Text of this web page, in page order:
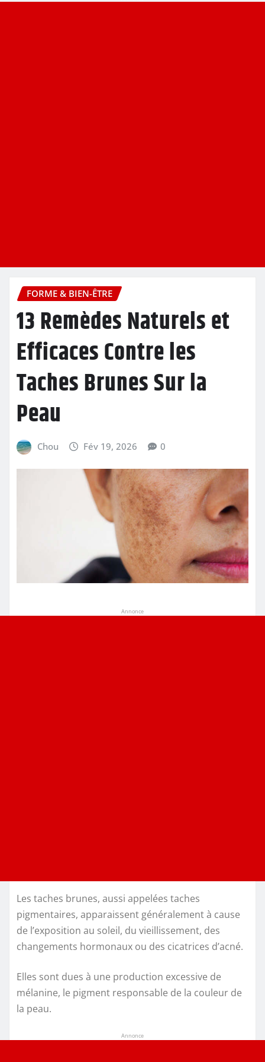
FORME & BIEN-ÊTRE
13 Remèdes Naturels et
Efficaces Contre les
Taches Brunes Sur la
Peau
Chou Fév 19, 2026 0
Annonce
Les taches brunes, aussi appelées taches
pigmentaires, apparaissent généralement à cause
de l’exposition au soleil, du vieillissement, des
changements hormonaux ou des cicatrices d’acné.
Elles sont dues à une production excessive de
mélanine, le pigment responsable de la couleur de
la peau.
Annonce